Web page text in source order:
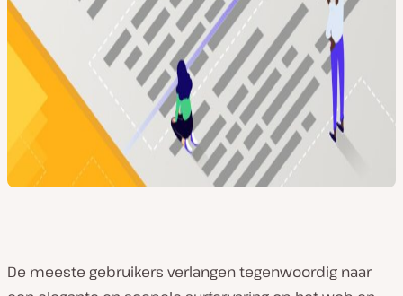
De meeste gebruikers verlangen tegenwoordig naar